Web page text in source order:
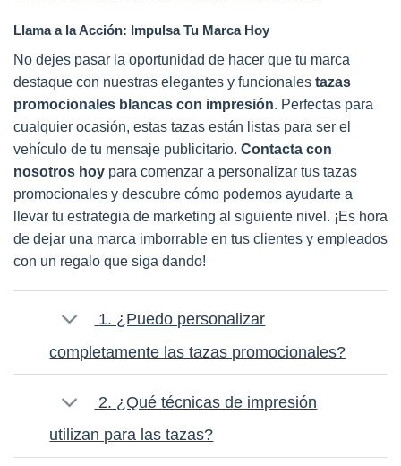
Llama a la Acción: Impulsa Tu Marca Hoy
No dejes pasar la oportunidad de hacer que tu marca
destaque con nuestras elegantes y funcionales tazas
promocionales blancas con impresión. Perfectas para
cualquier ocasión, estas tazas están listas para ser el
vehículo de tu mensaje publicitario. Contacta con
nosotros hoy para comenzar a personalizar tus tazas
promocionales y descubre cómo podemos ayudarte a
llevar tu estrategia de marketing al siguiente nivel. ¡Es hora
de dejar una marca imborrable en tus clientes y empleados
con un regalo que siga dando!
1. ¿Puedo personalizar
completamente las tazas promocionales?
2. ¿Qué técnicas de impresión
utilizan para las tazas?